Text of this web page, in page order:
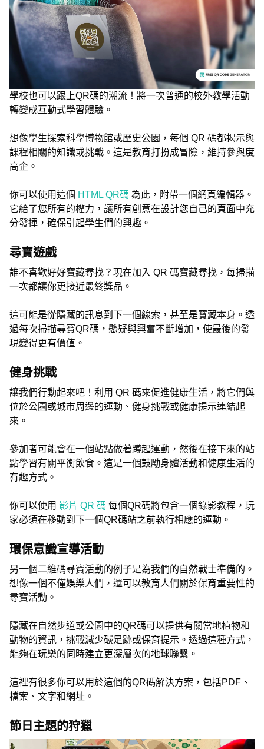
學校也可以跟上QR碼的潮流！將一次普通的校外教學活動
轉變成互動式學習體驗。
想像學生探索科學博物館或歷史公園，每個 QR 碼都揭示與
課程相關的知識或挑戰。這是教育打扮成冒險，維持參與度
高企。
你可以使用這個 HTML QR碼 為此，附帶一個網頁編輯器。
它給了您所有的權力，讓所有創意在設計您自己的頁面中充
分發揮，確保引起學生們的興趣。
尋寶遊戲
誰不喜歡好好寶藏尋找？現在加入 QR 碼寶藏尋找，每掃描
一次都讓你更接近最終獎品。
這可能是從隱藏的訊息到下一個線索，甚至是寶藏本身。透
過每次掃描尋寶QR碼，懸疑與興奮不斷增加，使最後的發
現變得更有價值。
健身挑戰
讓我們行動起來吧！利用 QR 碼來促進健康生活，將它們與
位於公園或城市周邊的運動、健身挑戰或健康提示連結起
來。
參加者可能會在一個站點做著蹲起運動，然後在接下來的站
點學習有關平衡飲食。這是一個鼓勵身體活動和健康生活的
有趣方式。
你可以使用 影片 QR 碼 每個QR碼將包含一個錄影教程，玩
家必須在移動到下一個QR碼站之前執行相應的運動。
環保意識宣導活動
另一個二維碼尋寶活動的例子是為我們的自然戰士準備的。
想像一個不僅娛樂人們，還可以教育人們關於保育重要性的
尋寶活動。
隱藏在自然步道或公園中的QR碼可以提供有關當地植物和
動物的資訊，挑戰減少碳足跡或保育提示。透過這種方式，
能夠在玩樂的同時建立更深層次的地球聯繫。
這裡有很多你可以用於這個的QR碼解決方案，包括PDF、
檔案、文字和網址。
節日主題的狩獵